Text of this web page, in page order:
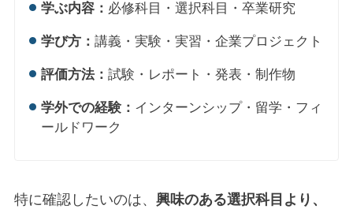
学ぶ内容： 必修科目・選択科目・卒業研究
学び方：講義・実験・実習・企業プロジェクト
評価方法：試験・レポート・発表・制作物
学外での経験： インターンシップ・留学・フィ
ールドワーク
特に確認したいのは、 興味のある選択科目より、